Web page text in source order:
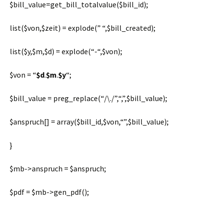
$bill_value=get_bill_totalvalue($bill_id);
list($von,$zeit) = explode(” “,$bill_created);
list($y,$m,$d) = explode(“-“,$von);
$von = “$d.$m.$y“;
$bill_value = preg_replace(“/\./”,“,”,$bill_value);
$anspruch[] = array($bill_id,$von,“”,$bill_value);
}
$mb->anspruch = $anspruch;
$pdf = $mb->gen_pdf();